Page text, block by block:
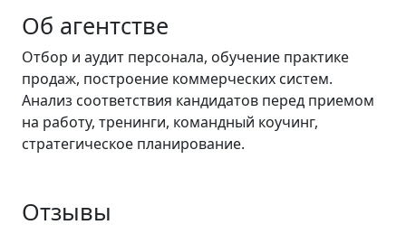
Об агентстве
Отбор и аудит персонала, обучение практике
продаж, построение коммерческих систем.
Анализ соответствия кандидатов перед приемом
на работу, тренинги, командный коучинг,
стратегическое планирование.
Отзывы